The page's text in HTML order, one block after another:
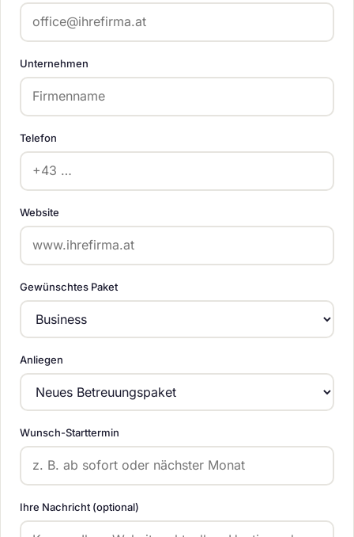
Unternehmen
Telefon
Website
Gewünschtes Paket
Anliegen
Wunsch-Starttermin
Ihre Nachricht (optional)